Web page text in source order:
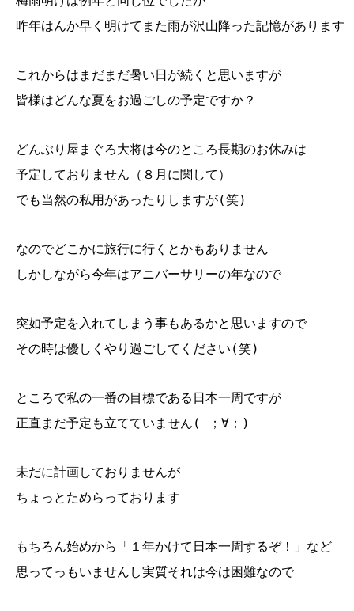
昨年はんか早く明けてまた雨が沢山降った記憶があります
これからはまだまだ暑い日が続くと思いますが
皆様はどんな夏をお過ごしの予定ですか？
どんぶり屋まぐろ大将は今のところ長期のお休みは
予定しておりません（８月に関して）
でも当然の私用があったりしますが(笑)
なのでどこかに旅行に行くとかもありません
しかしながら今年はアニバーサリーの年なので
突如予定を入れてしまう事もあるかと思いますので
その時は優しくやり過ごしてください(笑)
ところで私の一番の目標である日本一周ですが
正直まだ予定も立てていません( ；∀；)
未だに計画しておりませんが
ちょっとためらっております
もちろん始めから「１年かけて日本一周するぞ！」など
思ってっもいませんし実質それは今は困難なので